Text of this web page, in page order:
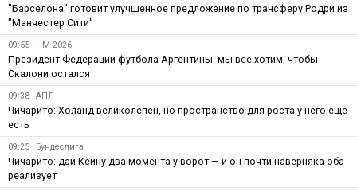
"Барселона" готовит улучшенное предложение по трансферу Родри из
"Манчестер Сити"
09:55 ЧМ-2026
Президент Федерации футбола Аргентины: мы все хотим, чтобы
Скалони остался
09:38 АПЛ
Чичарито: Холанд великолепен, но пространство для роста у него ещё
есть
09:25 Бундеслига
Чичарито: дай Кейну два момента у ворот — и он почти наверняка оба
реализует